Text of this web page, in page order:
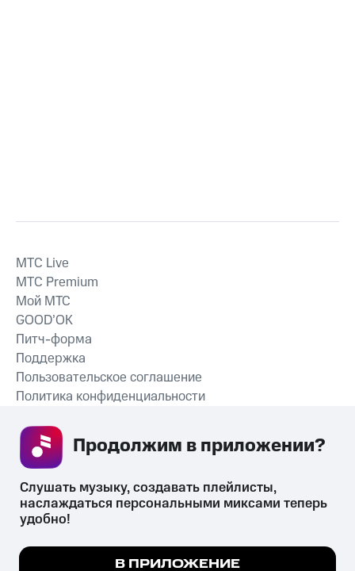
СКАЧАТЬ ПРИЛОЖЕНИЕ
MTС Live
MTС Premium
Мой МТС
GOOD’OK
Питч-форма
Поддержка
Пользовательское соглашение
Политика конфиденциальности
психотропных веществ, их аналогов причиняет вред здоровью,
их незаконный оборот запрещён и влечёт установленную
Мы используем куки, чтобы на сайте все
Слушать музыку, создавать плейлисты,
наслаждаться персональными миксами теперь
удобно!
В ПРИЛОЖЕНИЕ